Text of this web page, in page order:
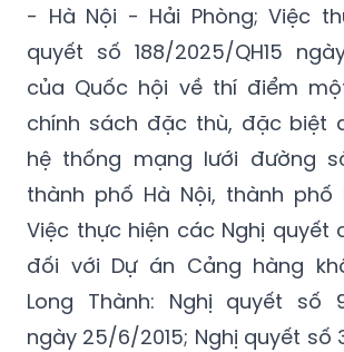
- Hà Nội - Hải Phòng;Việc
quyết số 188/2025/QH15
của Quốc hội về thí điểm
chính sách đặc thù, đặc biệt
hệ thống mạng lưới đường
thành phố Hà Nội, thành phố
Việc thực hiện các Nghị quyết
đối với Dự án Cảng hàng
Long Thành: Nghị quyết số
ngày 25/6/2015; Nghị quyết số